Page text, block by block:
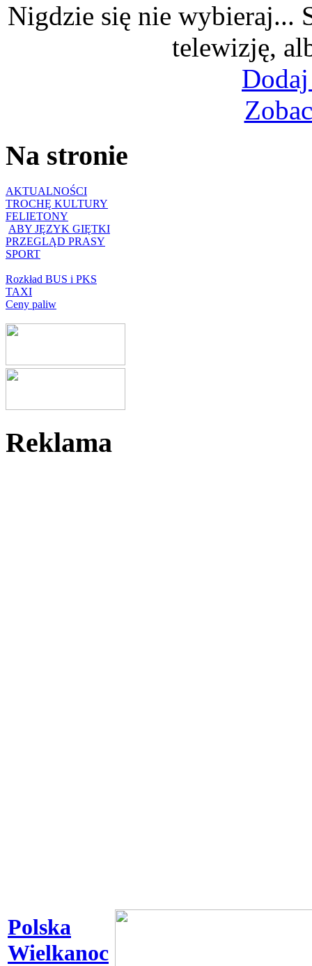
Nigdzie się nie wybieraj...
telewizję,
Na stronie
AKTUALNOŚCI
TROCHĘ KULTURY
FELIETONY
ABY JĘZYK GIĘTKI
PRZEGLĄD PRASY
SPORT
Rozkład BUS i PKS
TAXI
Ceny paliw
Reklama
Polska
Wielkanoc